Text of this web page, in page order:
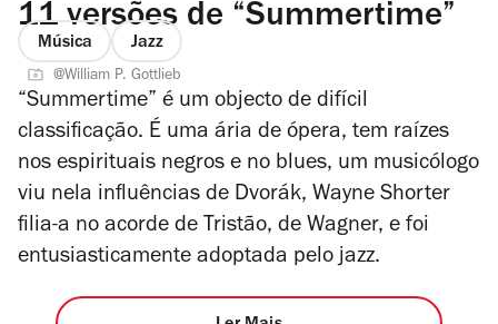
11 versões de “Summertime”
Música Jazz
@William P. Gottlieb
“Summertime” é um objecto de difícil
classificação. É uma ária de ópera, tem raízes
nos espirituais negros e no blues, um musicólogo
viu nela influências de Dvorák, Wayne Shorter
filia-a no acorde de Tristão, de Wagner, e foi
entusiasticamente adoptada pelo jazz.